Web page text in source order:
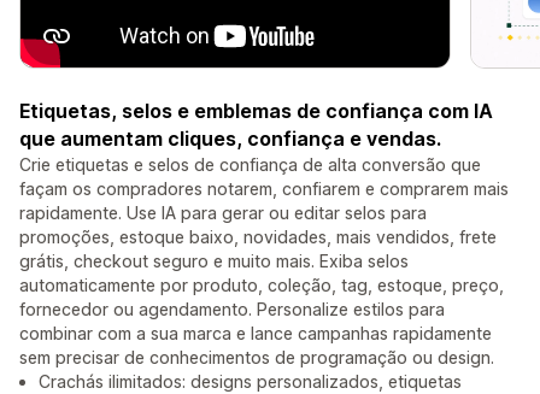
Etiquetas, selos e emblemas de confiança com IA
que aumentam cliques, confiança e vendas.
Crie etiquetas e selos de confiança de alta conversão que
façam os compradores notarem, confiarem e comprarem mais
rapidamente. Use IA para gerar ou editar selos para
promoções, estoque baixo, novidades, mais vendidos, frete
grátis, checkout seguro e muito mais. Exiba selos
automaticamente por produto, coleção, tag, estoque, preço,
fornecedor ou agendamento. Personalize estilos para
combinar com a sua marca e lance campanhas rapidamente
sem precisar de conhecimentos de programação ou design.
Crachás ilimitados: designs personalizados, etiquetas